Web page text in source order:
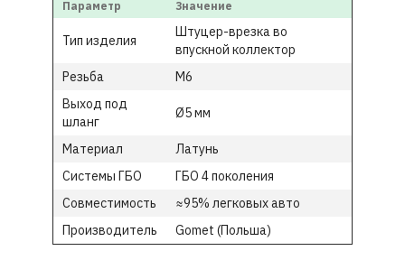
Параметр Значение
Тип изделия
Штуцер-врезка во
впускной коллектор
Резьба
M6
Выход под
шланг
Ø5 мм
Материал
Латунь
Системы ГБО
ГБО 4 поколения
Совместимость
≈95% легковых авто
Производитель
Gomet (Польша)